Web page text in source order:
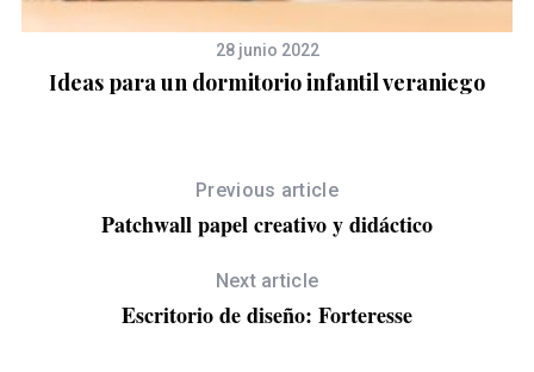
28 junio 2022
Ideas para un dormitorio infantil veraniego
Previous article
Patchwall papel creativo y didáctico
Next article
Escritorio de diseño: Forteresse